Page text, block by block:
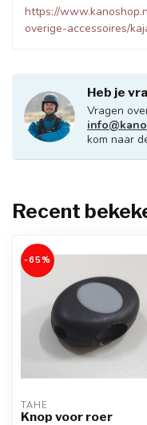
https://
overige-accessoires/
Heb je
Vragen
kom naar
Recent
-65%
TAHE
Knop voor roer